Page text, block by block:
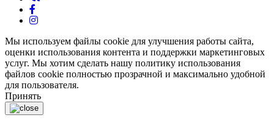
Мы используем файлы cookie для улучшения работы сайта,
оценки использования контента и поддержки маркетинговых
услуг. Мы хотим сделать нашу политику использования
файлов cookie полностью прозрачной и максимально удобной
для пользователя.
Принять